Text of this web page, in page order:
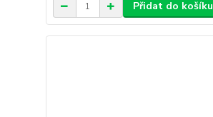
Přidat do košíku